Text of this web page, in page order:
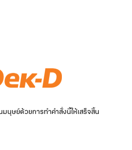
นุษย์ด้วยการทำคำสั่งนี้ให้เสร็จสิ้น